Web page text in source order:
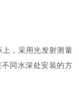
，采用光发射测量
同水深处安装的方